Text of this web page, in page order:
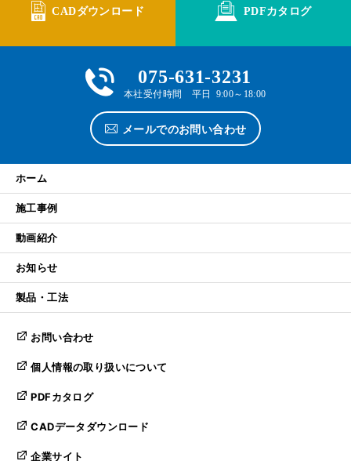
CADダウンロード PDFカタログ
075-631-3231
本社受付時間 平日 9:00～18:00
メールでのお問い合わせ
ホーム
施工事例
動画紹介
お知らせ
製品・工法
お問い合わせ
個人情報の取り扱いについて
PDFカタログ
CADデータダウンロード
企業サイト